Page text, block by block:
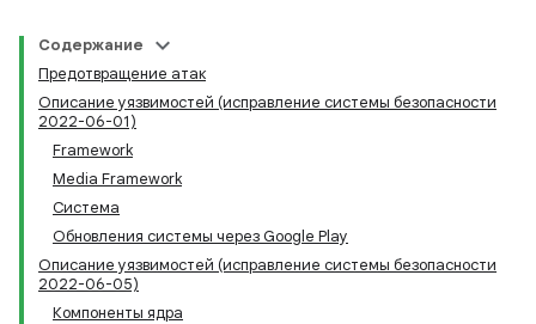
Содержание
Предотвращение атак
Описание уязвимостей (исправление системы безопасности
2022-06-01)
Framework
Media Framework
Система
Обновления системы через Google Play
Описание уязвимостей (исправление системы безопасности
2022-06-05)
Компоненты ядра